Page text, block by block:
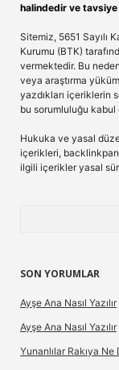
halindedir ve
Sitemiz, 5651 Sayılı
Kurumu (BTK)
vermektedir. Bu
veya araştırma
yazdıkları içeriklerin
bu sorumluluğu kabul
Hukuka ve yasal
içerikleri,
ilgili içerikler yasal
SON YORUMLAR
Ayşe Ana Nasıl Yazılır
Ayşe Ana Nasıl Yazılır
Yunanlılar Rakıya Ne